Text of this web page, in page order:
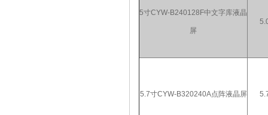
5寸CYW-B240128F中文字库液晶
屏
5.7寸CYW-B320240A点阵液晶屏